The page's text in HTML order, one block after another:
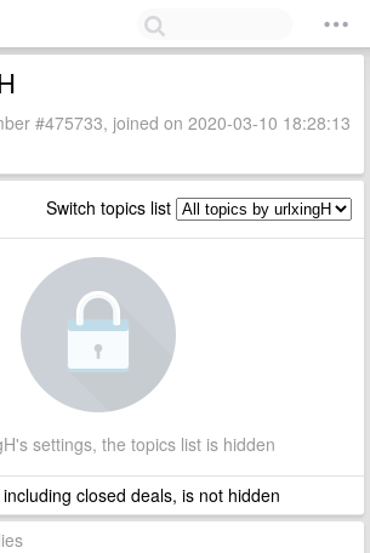
#475733, joined on 2020-03-10 18:28:13
Switch topics list
settings, the topics list is hidden
closed deals, is not hidden